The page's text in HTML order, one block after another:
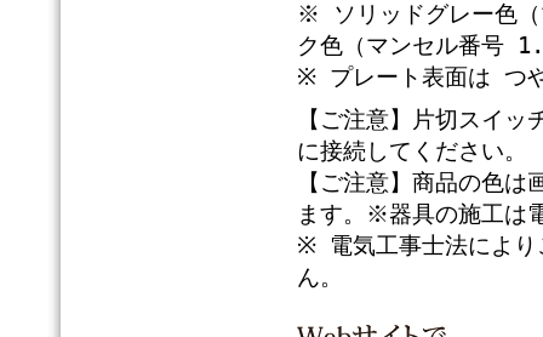
※ ソリッドグレー色
ク色（マンセル番号
※ プレート表面は つ
【ご注意】片切スイ
に接続してください。
【ご注意】商品の色
ます。※器具の施工は
※ 電気工事士法により
ん。